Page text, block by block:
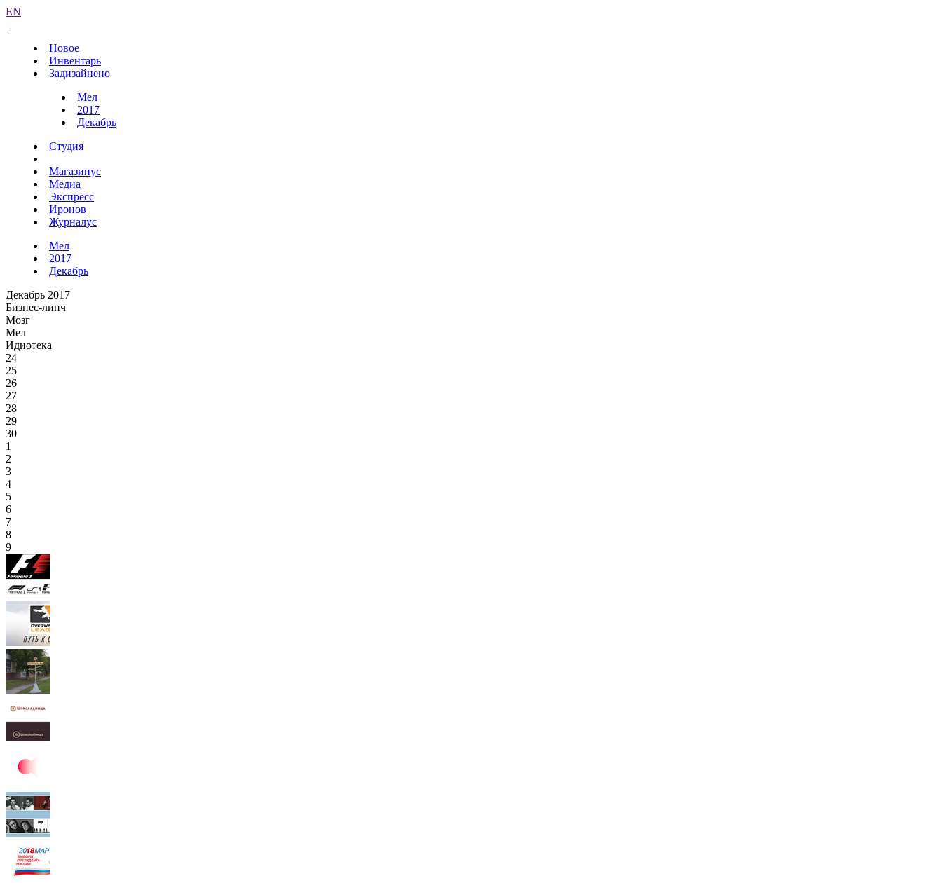
EN
Новое
Инвентарь
Задизайнено
Мел
2017
Декабрь
Студия
Магазинус
Медиа
Экспресс
Иронов
Журналус
Мел
2017
Декабрь
Декабрь 2017
Бизнес-линч
Мозг
Мел
Идиотека
24
25
26
27
28
29
30
1
2
3
4
5
6
7
8
9